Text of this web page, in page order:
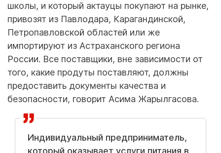
школы, и который актауцы покупают на рынке,
привозят из Павлодара, Карагандинской,
Петропавловской областей или же
импортируют из Астраханского региона
России. Все поставщики, вне зависимости от
того, какие продуты поставляют, должны
предоставить документы качества и
безопасности, говорит Асима Жарылгасова.
Индивидуальный предприниматель,